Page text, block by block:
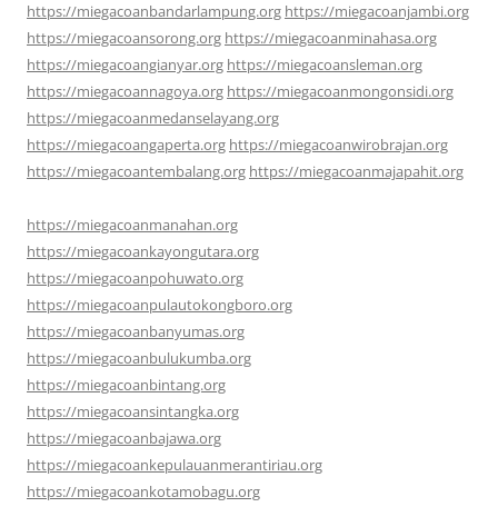
https://miegacoanbandarlampung.org https://miegacoanjambi.org
https://miegacoansorong.org https://miegacoanminahasa.org
https://miegacoangianyar.org https://miegacoansleman.org
https://miegacoannagoya.org https://miegacoanmongonsidi.org
https://miegacoanmedanselayang.org
https://miegacoangaperta.org https://miegacoanwirobrajan.org
https://miegacoantembalang.org https://miegacoanmajapahit.org
https://miegacoanmanahan.org
https://miegacoankayongutara.org
https://miegacoanpohuwato.org
https://miegacoanpulautokongboro.org
https://miegacoanbanyumas.org
https://miegacoanbulukumba.org
https://miegacoanbintang.org
https://miegacoansintangka.org
https://miegacoanbajawa.org
https://miegacoankepulauanmerantiriau.org
https://miegacoankotamobagu.org